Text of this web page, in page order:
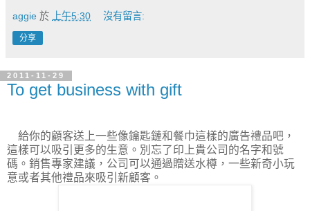
aggie 於 上午5:30 沒有留言:
分享
2011-11-29
To get business with gift
給你的顧客送上一些像鑰匙鏈和餐巾這樣的廣告禮品吧，
這樣可以吸引更多的生意。別忘了印上貴公司的名字和號
碼。銷售專家建議，公司可以通過贈送水樽，一些新奇小玩
意或者其他禮品來吸引新顧客。